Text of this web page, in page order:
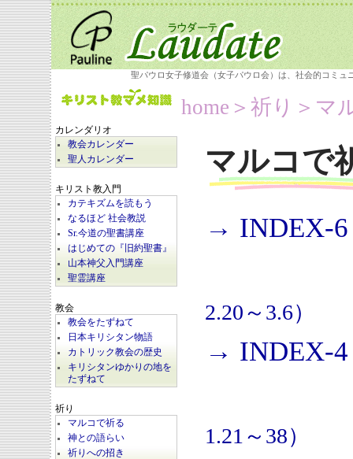
聖パウロ女子修道会（女子パウロ会）は、社会的コミ
カレンダリオ
教会カレンダー
聖人カレンダー
キリスト教入門
カテキズムを読もう
なるほど 社会教説
Sr.今道の聖書講座
はじめての『旧約聖書』
山本神父入門講座
聖霊講座
教会
教会をたずねて
日本キリシタン物語
カトリック教会の歴史
キリシタンゆかりの地を
たずねて
祈り
マルコで祈る
神との語らい
祈りへの招き
home ＞祈り＞ マ
マルコで
→ INDEX-6
2.20～3.6）
→ INDEX-4
1.21～38）